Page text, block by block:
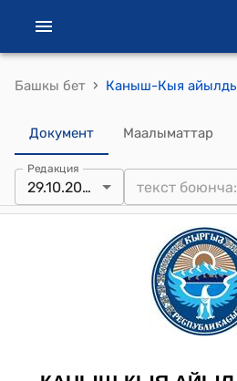
Башкы бет ›
Документ Маалыматтар
Редакция
29.10.2021